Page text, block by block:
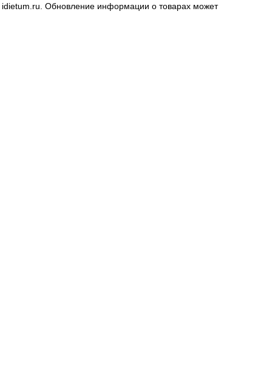
idietum.ru . Обновление информации о товарах может